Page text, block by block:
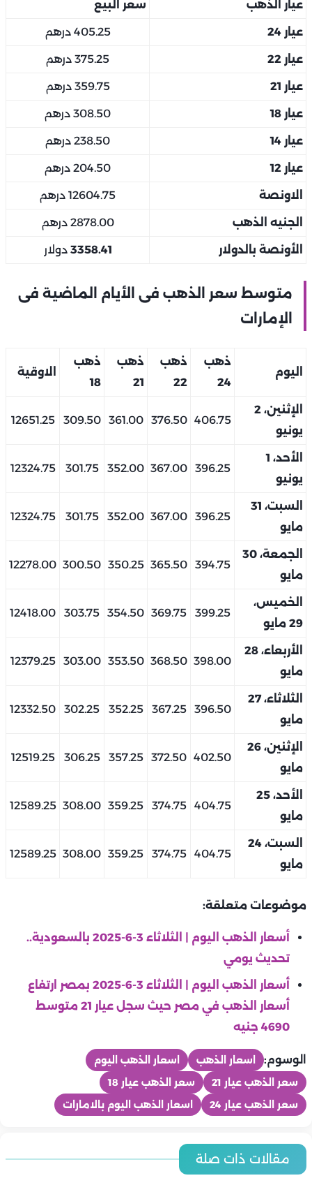
عيار الذهب سعر البيع
عيار 24 405.25 درهم
عيار 22 375.25 درهم
عيار 21 359.75 درهم
عيار 18 308.50 درهم
عيار 14 238.50 درهم
عيار 12 204.50 درهم
الاونصة 12604.75 درهم
الجنيه الذهب 2878.00 درهم
الأونصة بالدولار 3358.41 دولار
متوسط سعر الذهب فى الأيام الماضية فى
الإمارات
اليوم
ذهب
24
ذهب
22
ذهب
21
ذهب
18
الاوقية
الإثنين، 2
يونيو
406.75
376.50
361.00
309.50
12651.25
الأحد، 1
يونيو
396.25
367.00
352.00
301.75
12324.75
السبت، 31
مايو
396.25
367.00
352.00
301.75
12324.75
الجمعة، 30
مايو
394.75
365.50
350.25
300.50
12278.00
الخميس،
29 مايو
399.25
369.75
354.50
303.75
12418.00
الأربعاء، 28
مايو
398.00
368.50
353.50
303.00
12379.25
الثلاثاء، 27
مايو
396.50
367.25
352.25
302.25
12332.50
الإثنين، 26
مايو
402.50
372.50
357.25
306.25
12519.25
الأحد، 25
مايو
404.75
374.75
359.25
308.00
12589.25
السبت، 24
مايو
404.75
374.75
359.25
308.00
12589.25
موضوعات متعلقة:
أسعار الذهب اليوم | الثلاثاء 3-6-2025 بالسعودية..
تحديث يومي
أسعار الذهب اليوم | الثلاثاء 3-6-2025 بمصر ارتفاع
أسعار الذهب في مصر حيث سجل عيار 21 متوسط
4690 جنيه
الوسوم: اسعار الذهب
اسعار الذهب اليوم
سعر الذهب عيار 21
سعر الذهب عيار 18
سعر الذهب عيار 24
اسعار الذهب اليوم بالامارات
مقالات ذات صلة
في ذكرى وفاتها.. حادث دراجة غير مشية هند رستم ومنحها لقب
في ذكرى وفاتها.. محطات مهمة في حياة «مارلين مونرو الشرق»
هند رستم
مظاهر جعلت حفل شيرين عبد الوهاب تريند حتى الآن.. من فقدان
منوعات
منوعات
منوعات